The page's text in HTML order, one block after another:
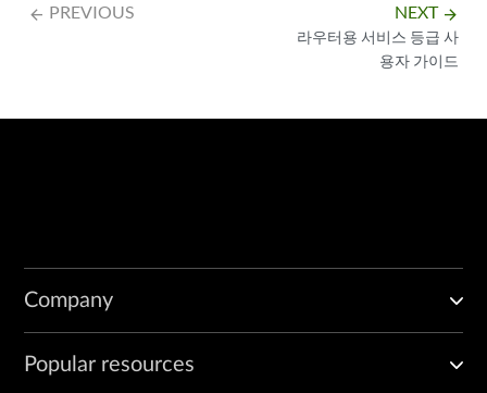
arrow_backward PREVIOUS NEXT arrow_forward
라우터용 서비스 등급 사
용자 가이드
Company
Popular resources